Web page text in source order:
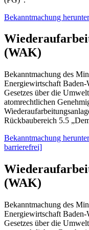
Bekanntmachung
(WAK)
Bekanntmachung des
Energiewirtschaft
Gesetzes über die
atomrechtlichen
Rückbaubereich 5.5
Bekanntmachung
barrierefrei]
(WAK)
Bekanntmachung des
Energiewirtschaft
Gesetzes über die